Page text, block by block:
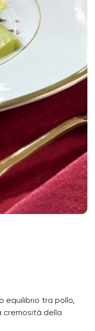
equilibrio tra pollo,
cremosità della